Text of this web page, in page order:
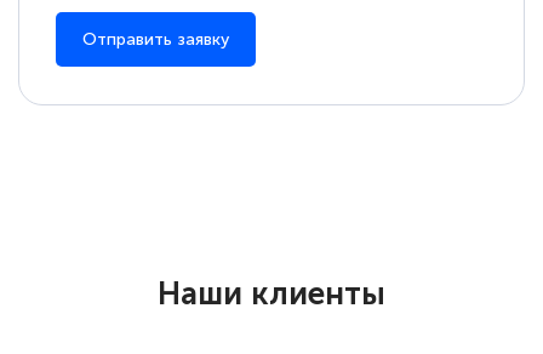
Отправить заявку
Наши клиенты